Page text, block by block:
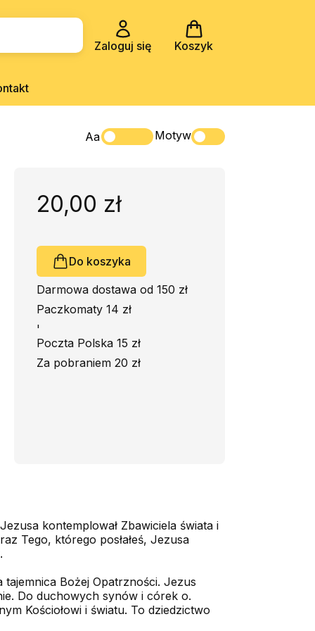
Zaloguj się Koszyk
Aa Motyw
20,00 zł
Do koszyka
Darmowa dostawa od 150 zł
Paczkomaty 14 zł
'
Poczta Polska 15 zł
Za pobraniem 20 zł
kontemplował Zbawiciela świata i
Tego, którego posłałeś, Jezusa
Bożej Opatrzności. Jezus
Do duchowych synów i córek o.
Kościołowi i światu. To dziedzictwo